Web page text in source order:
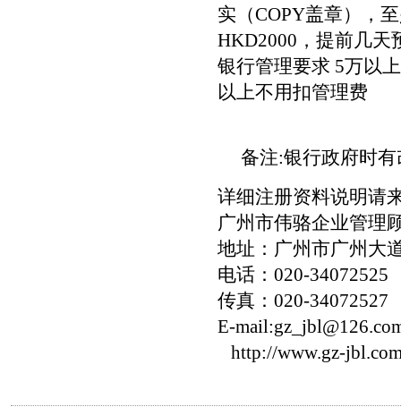
实（COPY盖章），
HKD2000，提前几天
银行管理要求 5万以
以上不用扣管理费
备注:银行政府时有
详细注册资料说明请
广州市伟骆企业管理
地址：广州市广州大
电话：020-34072525
传真：020-34072527
E-
http://www.gz-